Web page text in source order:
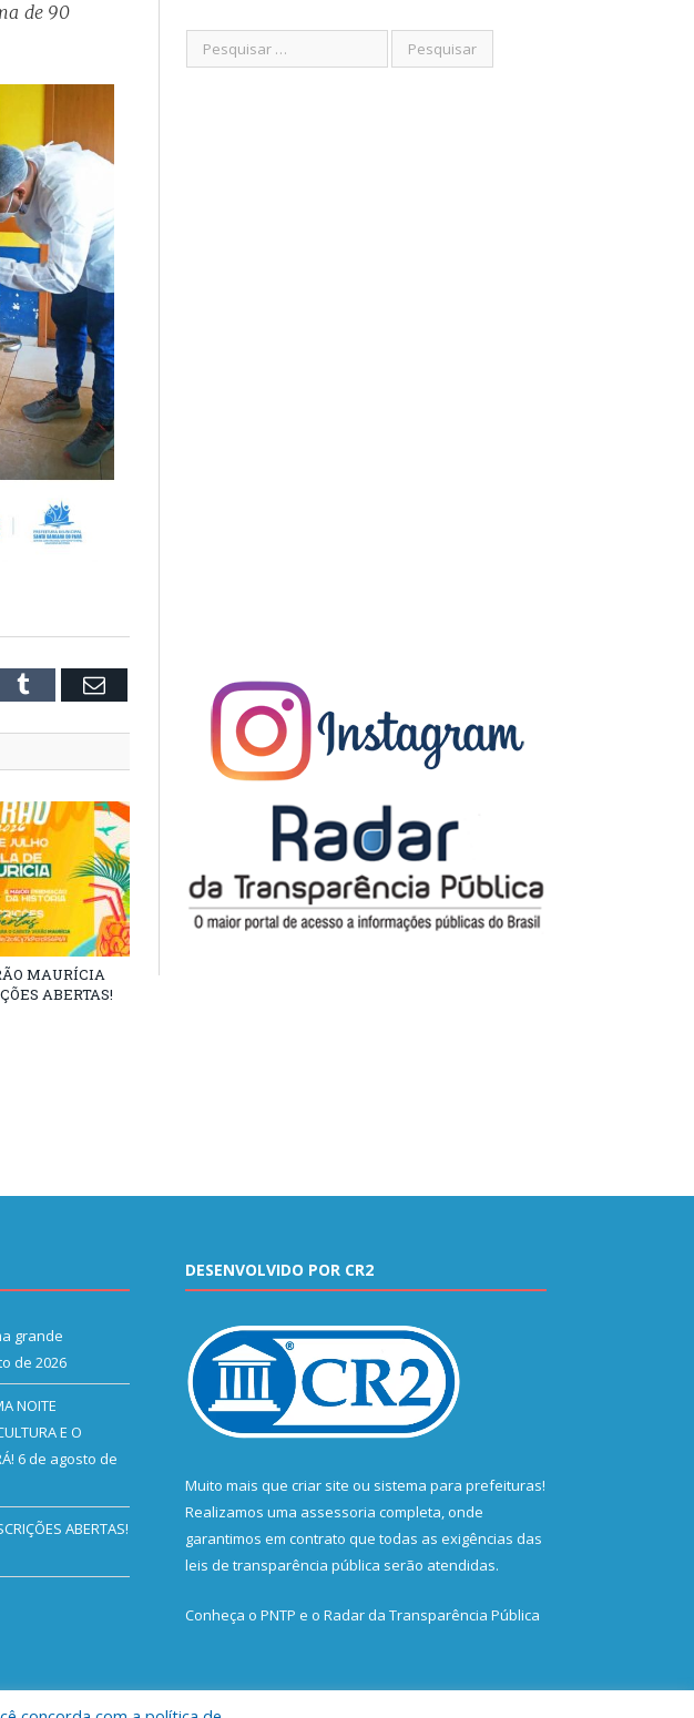
de 90
Tumblr Email
MAURÍCIA
ABERTAS!
grande
de 2026
NOITE
E O
6 de agosto de
ABERTAS!
DESENVOLVIDO POR CR2
Muito mais que criar site ou sistema para prefeituras!
Realizamos uma assessoria completa, onde
garantimos em contrato que todas as exigências das
leis de transparência pública serão atendidas.
Conheça o PNTP e o Radar da Transparência Pública